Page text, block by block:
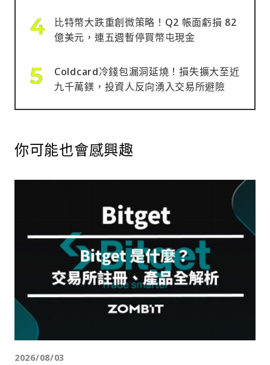
比特幣大跌重創微策略！Q2 帳面虧損 82
億美元，連五週暫停買幣屯現金
Coldcard冷錢包漏洞延燒！損失擴大至近
九千萬鎂，投資人反向湧入交易所避險
你可能也會感興趣
2026/08/03